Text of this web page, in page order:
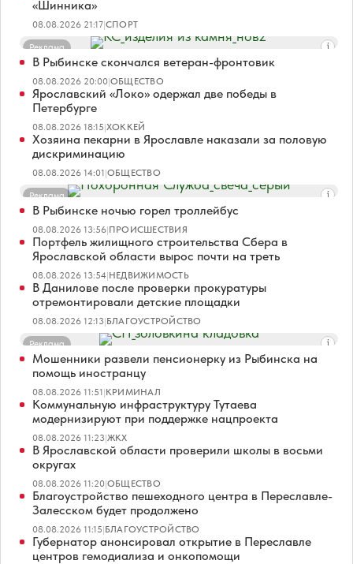
«Шинника»
08.08.2026 21:17|СПОРТ
Реклама
В Рыбинске скончался ветеран-фронтовик
08.08.2026 20:00|ОБЩЕСТВО
Ярославский «Локо» одержал две победы в
Петербурге
08.08.2026 18:15|ХОККЕЙ
Хозяина пекарни в Ярославле наказали за половую
дискриминацию
08.08.2026 14:01|ОБЩЕСТВО
Реклама
В Рыбинске ночью горел троллейбус
08.08.2026 13:56|ПРОИСШЕСТВИЯ
Портфель жилищного строительства Сбера в
Ярославской области вырос почти на треть
08.08.2026 13:54|НЕДВИЖИМОСТЬ
В Данилове после проверки прокуратуры
отремонтировали детские площадки
08.08.2026 12:13|БЛАГОУСТРОЙСТВО
Реклама
Мошенники развели пенсионерку из Рыбинска на
помощь иностранцу
08.08.2026 11:51|КРИМИНАЛ
Коммунальную инфраструктуру Тутаева
модернизируют при поддержке нацпроекта
08.08.2026 11:23|ЖКХ
В Ярославской области проверили школы в восьми
округах
08.08.2026 11:20|ОБЩЕСТВО
Благоустройство пешеходного центра в Переславле-
Залесском будет продолжено
08.08.2026 11:15|БЛАГОУСТРОЙСТВО
Губернатор анонсировал открытие в Переславле
центров гемодиализа и онкопомощи